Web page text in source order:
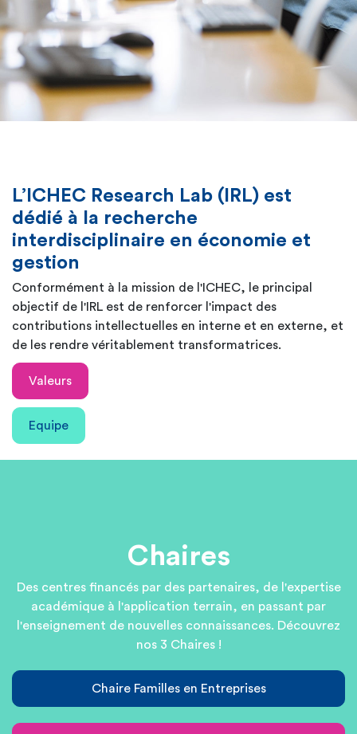
L’ICHEC Research Lab (IRL) est
dédié à la recherche
interdisciplinaire en économie et
gestion
Conformément à la mission de l'ICHEC, le principal
objectif de l'IRL est de renforcer l'impact des
contributions intellectuelles en interne et en externe, et
de les rendre véritablement transformatrices.
Valeurs
Equipe
Chaires
Des centres financés par des partenaires, de l'expertise
académique à l'application terrain, en passant par
l'enseignement de nouvelles connaissances. Découvrez
nos 3 Chaires !
Chaire Familles en Entreprises